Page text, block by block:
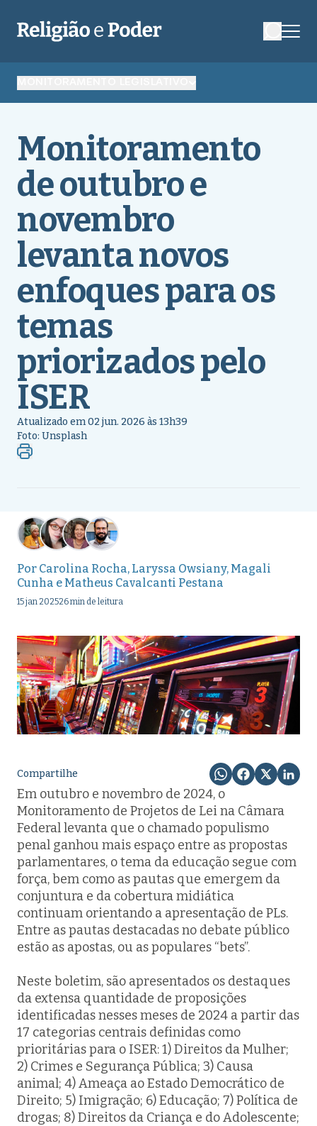
Monitoramento
de outubro e
novembro
levanta novos
enfoques para os
temas
priorizados pelo
ISER
Atualizado em 02 jun. 2026 às 13h39
Foto: Unsplash
Por Carolina Rocha, Laryssa Owsiany, Magali
Cunha e Matheus Cavalcanti Pestana
15 jan 202526 min de leitura
Compartilhe
Em outubro e novembro de 2024, o
Monitoramento de Projetos de Lei na Câmara
Federal levanta que o chamado populismo
penal ganhou mais espaço entre as propostas
parlamentares, o tema da educação segue com
força, bem como as pautas que emergem da
conjuntura e da cobertura midiática
continuam orientando a apresentação de PLs.
Entre as pautas destacadas no debate público
estão as apostas, ou as populares “bets”.
Neste boletim, são apresentados os destaques
da extensa quantidade de proposições
identificadas nesses meses de 2024 a partir das
17 categorias centrais definidas como
prioritárias para o ISER: 1) Direitos da Mulher;
2) Crimes e Segurança Pública; 3) Causa
animal; 4) Ameaça ao Estado Democrático de
Direito; 5) Imigração; 6) Educação; 7) Política de
drogas; 8) Direitos da Criança e do Adolescente;